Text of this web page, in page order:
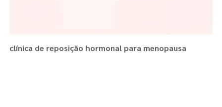
clínica de reposição hormonal para menopausa